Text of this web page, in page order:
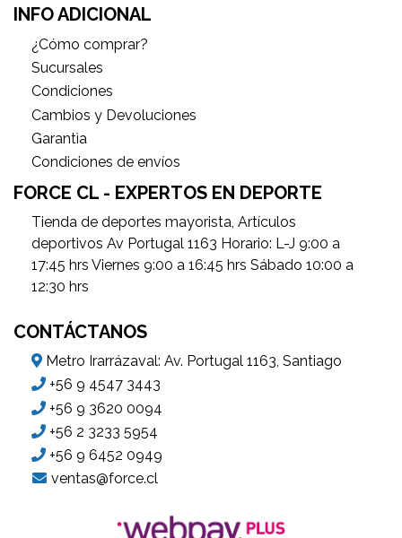
INFO ADICIONAL
¿Cómo comprar?
Sucursales
Condiciones
Cambios y Devoluciones
Garantìa
Condiciones de envíos
FORCE CL - EXPERTOS EN DEPORTE
Tienda de deportes mayorista, Artículos
deportivos Av Portugal 1163 Horario: L-J 9:00 a
17:45 hrs Viernes 9:00 a 16:45 hrs Sábado 10:00 a
12:30 hrs
CONTÁCTANOS
Metro Irarrázaval: Av. Portugal 1163, Santiago
+56 9 4547 3443
+56 9 3620 0094
+56 2 3233 5954
+56 9 6452 0949
ventas@force.cl